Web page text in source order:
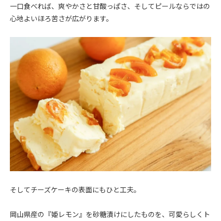
一口食べれば、爽やかさと甘酸っぱさ、そしてピールならではの
心地よいほろ苦さが広がります。
そしてチーズケーキの表面にもひと工夫。
岡山県産の『姫レモン』を砂糖漬けにしたものを、可愛らしくト